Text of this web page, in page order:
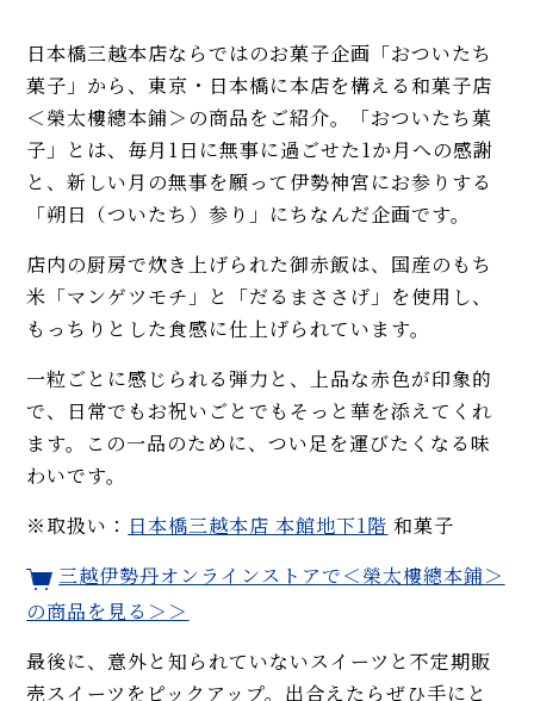
日本橋三越本店ならではのお菓子企画「おついたち
菓子」から、東京・日本橋に本店を構える和菓子店
＜榮太樓總本鋪＞の商品をご紹介。「おついたち菓
子」とは、毎月1日に無事に過ごせた1か月への感謝
と、新しい月の無事を願って伊勢神宮にお参りする
「朔日（ついたち）参り」にちなんだ企画です。
店内の厨房で炊き上げられた御赤飯は、国産のもち
米「マンゲツモチ」と「だるまささげ」を使用し、
もっちりとした食感に仕上げられています。
一粒ごとに感じられる弾力と、上品な赤色が印象的
で、日常でもお祝いごとでもそっと華を添えてくれ
ます。この一品のために、つい足を運びたくなる味
わいです。
※取扱い： 日本橋三越本店 本館地下1階 和菓子
三越伊勢丹オンラインストアで＜榮太樓總本鋪＞
の商品を見る＞＞
最後に、意外と知られていないスイーツと不定期販
売スイーツをピックアップ。出合えたらぜひ手にと